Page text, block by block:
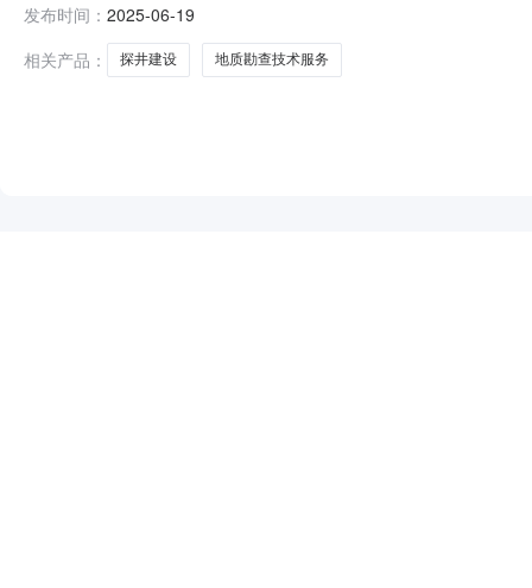
务业-地质勘查-地质勘查技术服务项目总投资:35000（
发布时间： 2025-06-19
相关产品：
探井建设 地质勘查技术服务